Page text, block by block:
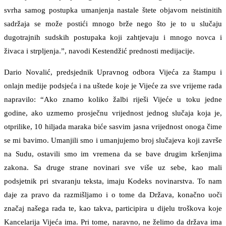
svrha samog postupka umanjenja nastale štete objavom neistinitih
sadržaja se može postići mnogo brže nego što je to u slučaju
dugotrajnih sudskih postupaka koji zahtjevaju i mnogo novca i
živaca i strpljenja.”, navodi Kestendžić prednosti medijacije.
Dario Novalić, predsjednik Upravnog odbora Vijeća za štampu i
onlajn medije podsjeća i na uštede koje je Vijeće za sve vrijeme rada
napravilo: “Ako znamo koliko žalbi riješi Vijeće u toku jedne
godine, ako uzmemo prosječnu vrijednost jednog slučaja koja je,
otprilike, 10 hiljada maraka biće sasvim jasna vrijednost onoga čime
se mi bavimo. Umanjili smo i umanjujemo broj slučajeva koji završe
na Sudu, ostavili smo im vremena da se bave drugim kršenjima
zakona. Sa druge strane novinari sve više uz sebe, kao mali
podsjetnik pri stvaranju teksta, imaju Kodeks novinarstva. To nam
daje za pravo da razmišljamo i o tome da Država, konačno uoči
značaj našega rada te, kao takva, participira u dijelu troškova koje
Kancelarija Vijeća ima. Pri tome, naravno, ne želimo da država ima